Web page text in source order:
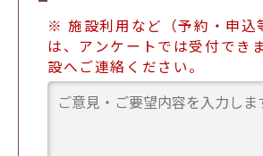
※ 施設利用など（予約・申込
は、アンケートでは受付でき
設へご連絡ください。